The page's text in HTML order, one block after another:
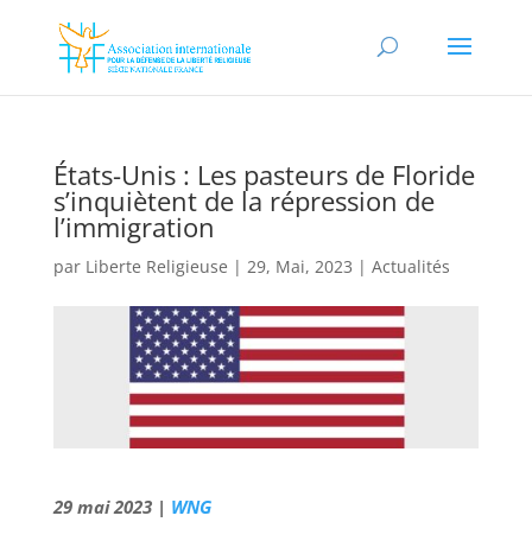
États-Unis : Les pasteurs de Floride
s’inquiètent de la répression de
l’immigration
par Liberte Religieuse | 29, Mai, 2023 | Actualités
29 mai 2023 | WNG